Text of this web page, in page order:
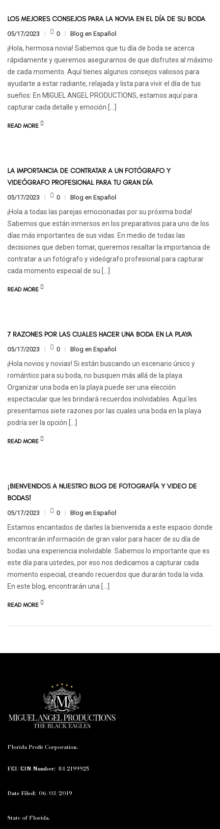
LOS MEJORES CONSEJOS PARA LA NOVIA EN EL DÍA DE SU BODA
05/17/2023 0 Blog en Español
¡Hola, hermosa novia! Sabemos que tu día de boda se acerca
rápidamente y queremos asegurarnos de que disfrutes al máximo
de cada momento. Aquí tienes algunos consejos valiosos para
ayudarte a estar radiante, relajada y lista para vivir el día de tus
sueños: En MIGUEL ANGEL PRODUCTIONS, estamos aquí para
capturar cada detalle y emoción […]
READ MORE
LA IMPORTANCIA DE CONTRATAR A UN FOTÓGRAFO Y
VIDEÓGRAFO PROFESIONAL PARA TU GRAN DÍA
05/17/2023 0 Blog en Español
¡Hola a todas las parejas emocionadas por su próxima boda!
Sabemos que están inmersos en los preparativos para uno de los
días más importantes de sus vidas. En medio de todas las
decisiones que deben tomar, queremos resaltar la importancia de
contratar a un fotógrafo y videógrafo profesional para capturar
cada momento especial de su […]
READ MORE
7 RAZONES POR LAS CUALES HACER UNA BODA EN LA PLAYA
05/17/2023 0 Blog en Español
¡Hola novios y novias! Si están buscando un escenario único y
romántico para su boda, no busquen más allá de la playa.
Organizar una boda en la playa puede ser una elección
espectacular que les brindará recuerdos inolvidables. Aquí les
presentamos siete razones por las cuales una boda en la playa
podría ser la opción […]
READ MORE
¡BIENVENIDOS A NUESTRO BLOG DE FOTOGRAFÍA Y VIDEO DE
BODAS!
05/17/2023 0 Blog en Español
Estamos encantados de darles la bienvenida a este espacio donde
encontrarán información de gran valor para hacer de su día de
bodas una experiencia inolvidable. Sabemos lo importante que es
este día para ustedes, por eso nos dedicamos a capturar cada
momento especial, creando recuerdos que durarán toda la vida.
En este blog, encontrarán una […]
READ MORE
Florida Profit Corporation.
FEI/EIN Number: 84-2199925
Date Filed: 06/03/2019
State of Florida.